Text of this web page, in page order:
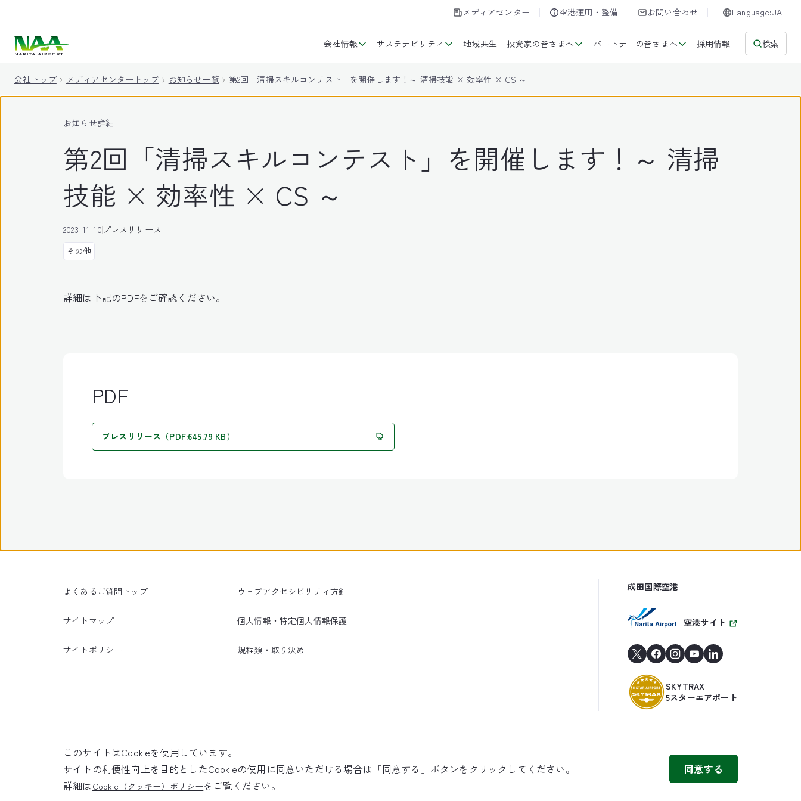
メディアセンター 空港運用・整備 お問い合わせ Language:JA
会社情報 サステナビリティ 地域共生 投資家の皆さまへ パートナーの皆さまへ 採用情報 検索
会社トップ メディアセンタートップ お知らせ一覧 第2回「清掃スキルコンテスト」を開催します！～ 清掃技能 × 効率性 × CS ～
お知らせ詳細
第2回「清掃スキルコンテスト」を開催します！～ 清掃
技能 × 効率性 × CS ～
2023-11-10プレスリリース
その他
詳細は下記のPDFをご確認ください。
PDF
プレスリリース（PDF:645.79 KB）
よくあるご質問トップ
サイトマップ
サイトポリシー
ウェブアクセシビリティ方針
個人情報・特定個人情報保護
規程類・取り決め
成田国際空港
空港サイト
SKYTRAX
5スターエアポート
©NARITA INTERNATIONAL AIRPORT CORPORATION
このサイトはCookieを使用しています。
サイトの利便性向上を目的としたCookieの使用に同意いただける場合は「同意する」ボタンをクリックしてください。
詳細は Cookie（クッキー）ポリシーをご覧ください。
同意する